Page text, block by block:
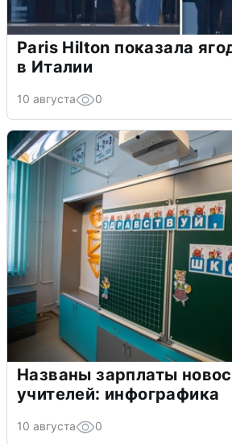
Paris Hilton показала
в Италии
10 августа 0
Названы зарплаты
учителей: инфографика
10 августа 0